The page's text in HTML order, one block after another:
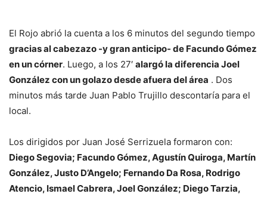
El Rojo abrió la cuenta a los 6 minutos del segundo tiempo
gracias al cabezazo -y gran anticipo- de Facundo Gómez
en un córner. Luego, a los 27′ alargó la diferencia Joel
González con un golazo desde afuera del área . Dos
minutos más tarde Juan Pablo Trujillo descontaría para el
local.
Los dirigidos por Juan José Serrizuela formaron con:
Diego Segovia; Facundo Gómez, Agustín Quiroga, Martín
González, Justo D’Angelo; Fernando Da Rosa, Rodrigo
Atencio, Ismael Cabrera, Joel González; Diego Tarzia,